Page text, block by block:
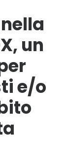
un
e/o